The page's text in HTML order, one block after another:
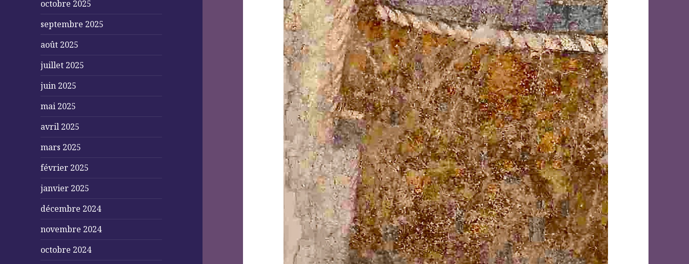
octobre 2025
septembre 2025
août 2025
juillet 2025
juin 2025
mai 2025
avril 2025
mars 2025
février 2025
janvier 2025
décembre 2024
novembre 2024
octobre 2024